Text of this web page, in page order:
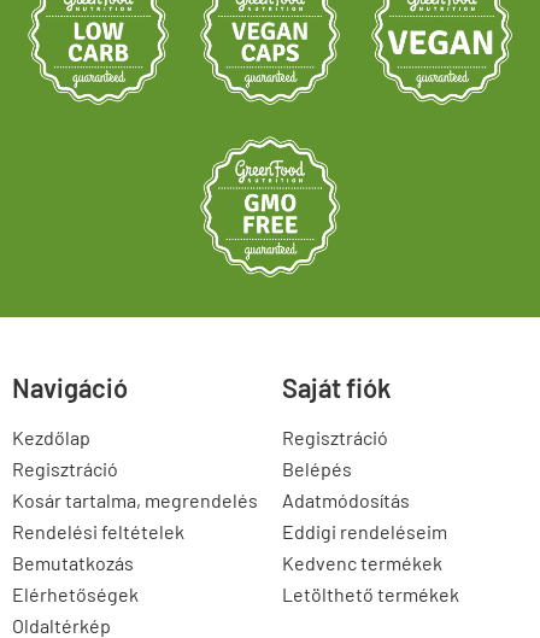
Navigáció
Kezdőlap
Regisztráció
Kosár tartalma, megrendelés
Rendelési feltételek
Bemutatkozás
Elérhetőségek
Oldaltérkép
Saját fiók
Regisztráció
Belépés
Adatmódosítás
Eddigi rendeléseim
Kedvenc termékek
Letölthető termékek